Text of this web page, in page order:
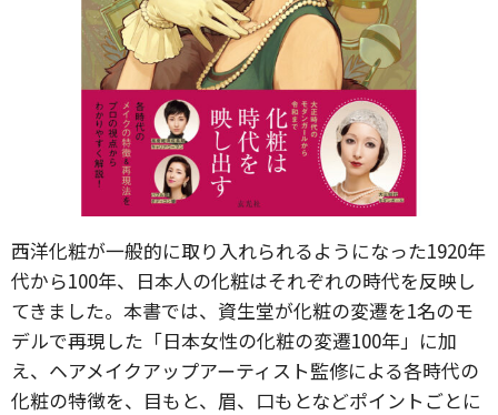
西洋化粧が一般的に取り入れられるようになった1920年
代から100年、日本人の化粧はそれぞれの時代を反映し
てきました。本書では、資生堂が化粧の変遷を1名のモ
デルで再現した「日本女性の化粧の変遷100年」に加
え、ヘアメイクアップアーティスト監修による各時代の
化粧の特徴を、目もと、眉、口もとなどポイントごとに